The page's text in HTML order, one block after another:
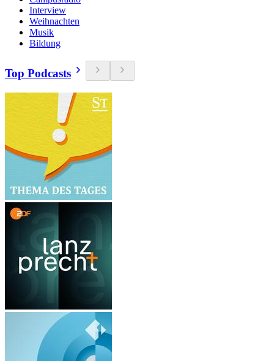
Interview
Weihnachten
Musik
Bildung
Top Podcasts